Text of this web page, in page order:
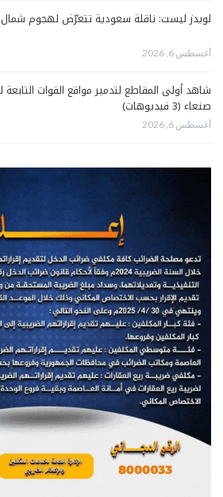
لويدز ليست: ناقلة سعودية تتعرّض لهجوم شمال
أغسطس 6, 2026
شاهد أولى المقاطع لتدمير مواقع القوات
صنعاء (3 فيديوهات)
أغسطس 6, 2026